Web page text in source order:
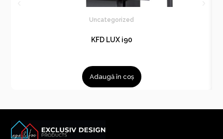
Uncategorized
KFD LUX i90
Adaugă în coș